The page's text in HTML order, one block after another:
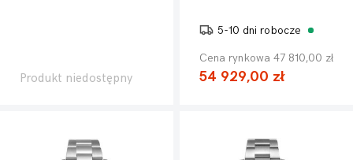
Produkt niedostępny
5-10 dni robocze
Cena rynkowa 47 810,00 zł
54 929,00 zł